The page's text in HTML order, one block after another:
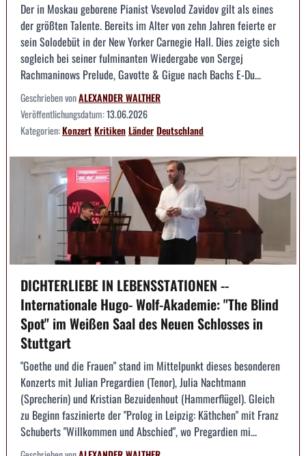
Der in Moskau geborene Pianist Vsevolod Zavidov gilt als eines
der größten Talente. Bereits im Alter von zehn Jahren feierte er
sein Solodebüt in der New Yorker Carnegie Hall. Dies zeigte sich
sogleich bei seiner fulminanten Wiedergabe von Sergej
Rachmaninows Prelude, Gavotte & Gigue nach Bachs E-Du...
Geschrieben vonALEXANDER WALTHER
Veröffentlichungsdatum:13.06.2026
Kategorien:KonzertKritikenLänderDeutschland
DICHTERLIEBE IN LEBENSSTATIONEN --
Internationale Hugo- Wolf-Akademie: "The Blind
Spot" im Weißen Saal des Neuen Schlosses in
Stuttgart
"Goethe und die Frauen" stand im Mittelpunkt dieses besonderen
Konzerts mit Julian Pregardien (Tenor), Julia Nachtmann
(Sprecherin) und Kristian Bezuidenhout (Hammerflügel). Gleich
zu Beginn faszinierte der "Prolog in Leipzig: Käthchen" mit Franz
Schuberts "Willkommen und Abschied", wo Pregardien mi...